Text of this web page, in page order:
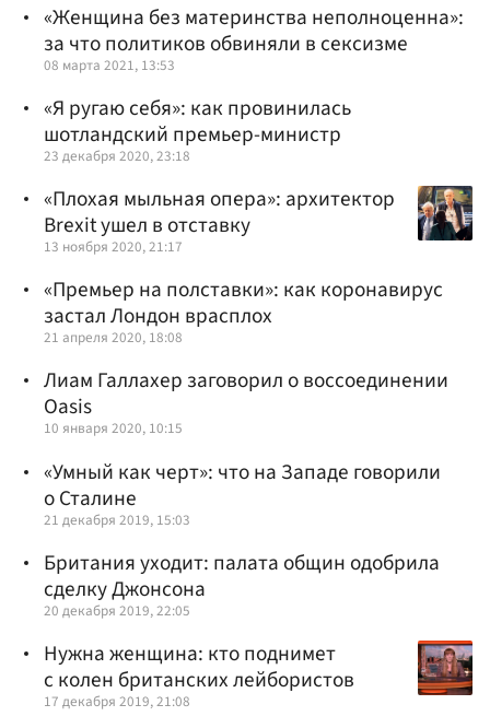
«Женщина без материнства неполноценна»:
за что политиков обвиняли в сексизме
08 марта 2021, 13:53
«Я ругаю себя»: как провинилась
шотландский премьер-министр
23 декабря 2020, 23:18
«Плохая мыльная опера»: архитектор
Brexit ушел в отставку
13 ноября 2020, 21:17
«Премьер на полставки»: как коронавирус
застал Лондон врасплох
21 апреля 2020, 18:08
Лиам Галлахер заговорил о воссоединении
Oasis
10 января 2020, 10:15
«Умный как черт»: что на Западе говорили
о Сталине
21 декабря 2019, 15:03
Британия уходит: палата общин одобрила
сделку Джонсона
20 декабря 2019, 22:05
Нужна женщина: кто поднимет
с колен британских лейбористов
17 декабря 2019, 21:08